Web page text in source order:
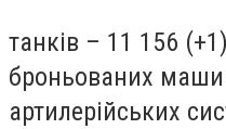
танків – 11 156
броньованих
артилерійських